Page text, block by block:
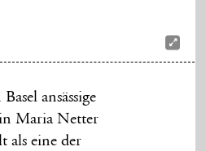
ansässige
Maria Netter
als eine der